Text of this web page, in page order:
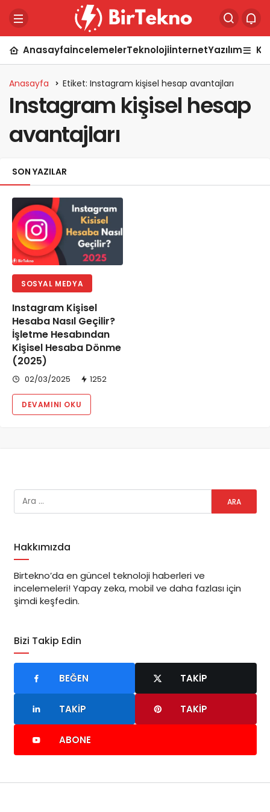
AnasayfaİncelemelerTeknolojiİnternetYazılım
Anasayfa Etiket: Instagram kişisel hesap avantajları
Instagram kişisel hesap
avantajları
SON YAZILAR
SOSYAL MEDYA
Instagram Kişisel
Hesaba Nasıl Geçilir?
İşletme Hesabından
Kişisel Hesaba Dönme
(2025)
02/03/2025 1252
DEVAMINI OKU
Hakkımızda
Birtekno’da en güncel teknoloji haberleri ve
incelemeleri! Yapay zeka, mobil ve daha fazlası için
şimdi keşfedin.
Bizi Takip Edin
BEĞEN TAKIP
TAKIP TAKIP
ABONE